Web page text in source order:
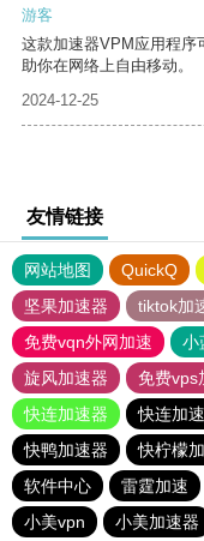
游客
这款加速器VPM应用程序
助你在网络上自由移动。
2024-12-25
友情链接
网站地图 QuickQ
坚果加速器
tiktok加
免费vqn外网加速
小
旋风加速器
免费vps
快连加速器
快连加
快鸭加速器
快柠檬
软件中心
雷霆加速
小美vpn
小美加速器